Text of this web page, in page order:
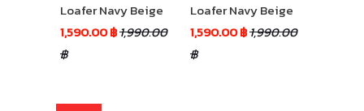
Loafer Navy Beige
1,590.00 ฿1,990.00
฿
Loafer Navy Beige
1,590.00 ฿1,990.00
฿